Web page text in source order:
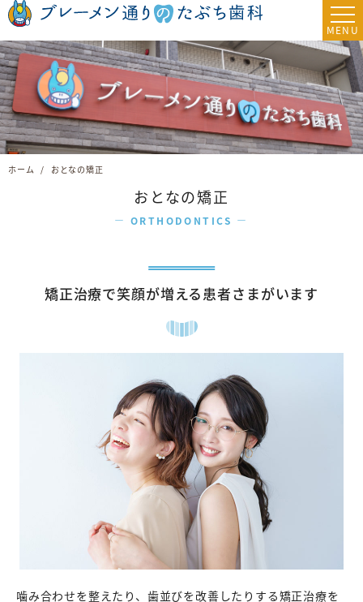
ホーム おとなの矯正
おとなの矯正
ORTHODONTICS
矯正治療で笑顔が増える患者さまがいます
噛み合わせを整えたり、歯並びを改善したりする矯正治療を